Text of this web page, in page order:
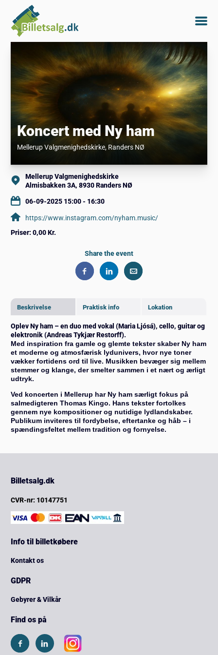
Koncert med Ny ham
Mellerup Valgmenighedskirke, Randers NØ
Beskrivelse Praktisk info Lokation
Oplev Ny ham – en duo med vokal (Maria Ljósá), cello, guitar og
elektronik (Andreas Tykjær Restorff).
Med inspiration fra gamle og glemte tekster skaber Ny ham
et moderne og atmosfærisk lydunivers, hvor nye toner
vækker fortidens ord til live. Musikken bevæger sig mellem
stemmer og klange, der smelter sammen i et nært og ærligt
udtryk.
Ved koncerten i Mellerup har Ny ham særligt fokus på
salmedigteren Thomas Kingo. Hans tekster fortolkes
gennem nye kompositioner og nutidige lydlandskaber.
Publikum inviteres til fordybelse, eftertanke og håb – i
spændingsfeltet mellem tradition og fornyelse.
Mellerup Valgmenighedskirke
Almisbakken 3A, 8930 Randers NØ
06-09-2025 15:00 - 16:30
https://www.instagram.com/nyham.music/
Priser: 0,00 Kr.
Share the event
Billetsalg.dk
CVR-nr: 10147751
Info til billetkøbere
Kontakt os
GDPR
Gebyrer & Vilkår
Find os på